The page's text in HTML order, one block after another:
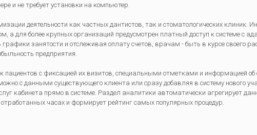
и не требует установки на компьютер.
деятельности как частных дантистов, так и стоматологических клиник.
а для более крупных организаций предусмотрен платный доступ к системе с
занятости и отслеживая оплату счетов, врачам - быть в курсе своего
предприятия.
пациентов с фиксацией их визитов, специальными отметками и информацией
с данными существующего клиента или сразу добавляя в систему нового
кабинета прямо в системе. Раздел аналитики автоматически агрегирует
часах и формирует рейтинг самых популярных процедур.